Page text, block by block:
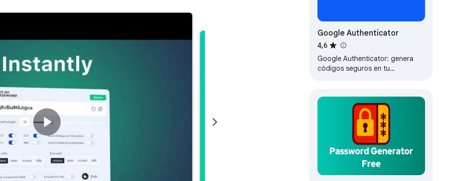
Google Authenticator
4,6
Google Authenticator: genera
códigos seguros en tu
todas tus…